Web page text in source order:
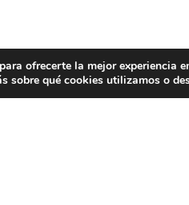
ofrecerte la mejor experiencia
sobre qué cookies utilizamos o